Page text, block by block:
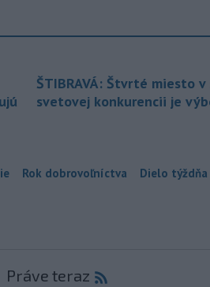
ŠTIBRAVÁ: Štvrté miesto
svetovej konkurencii je
Rok dobrovoľníctva Dielo týždňa
Práve teraz